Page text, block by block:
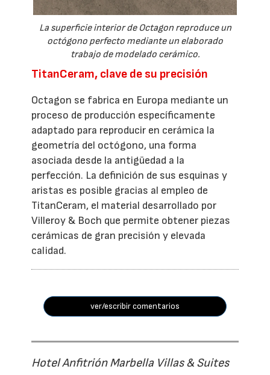
La superficie interior de Octagon reproduce un
octógono perfecto mediante un elaborado
trabajo de modelado cerámico.
TitanCeram, clave de su precisión
Octagon se fabrica en Europa mediante un
proceso de producción específicamente
adaptado para reproducir en cerámica la
geometría del octógono, una forma
asociada desde la antigüedad a la
perfección. La definición de sus esquinas y
aristas es posible gracias al empleo de
TitanCeram, el material desarrollado por
Villeroy & Boch que permite obtener piezas
cerámicas de gran precisión y elevada
calidad.
ver/escribir comentarios
Hotel Anfitrión Marbella Villas & Suites